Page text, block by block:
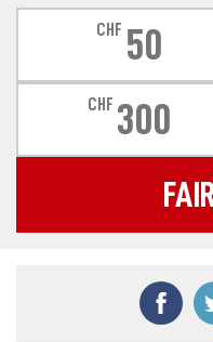
CHF 50
CHF 300